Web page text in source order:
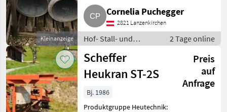
Hof Stall Und
Weidetechnik
Heutechnik
KATEGORIE
WÄHLEN
Sonstige
59
Stepa
5
Kleinanzeige
verschiedenen Längen, für
Heugebläse, Stroh,
Hackschnitzel. Hof- Stall- und
Weidetechn
Cornelia Puchegger
2821 Lanzenkirchen
Hof- Stall- und
Weidetechnik /
Heutechnik
2 Tage online
Scheffer
Heukran ST-2S
Preis
auf
Anfrage
Bj. 1986
Produktgruppe Heutechnik: